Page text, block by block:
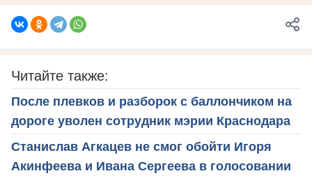
Читайте также:
После плевков и разборок с баллончиком на
дороге уволен сотрудник мэрии Краснодара
Станислав Агкацев не смог обойти Игоря
Акинфеева и Ивана Сергеева в голосовании